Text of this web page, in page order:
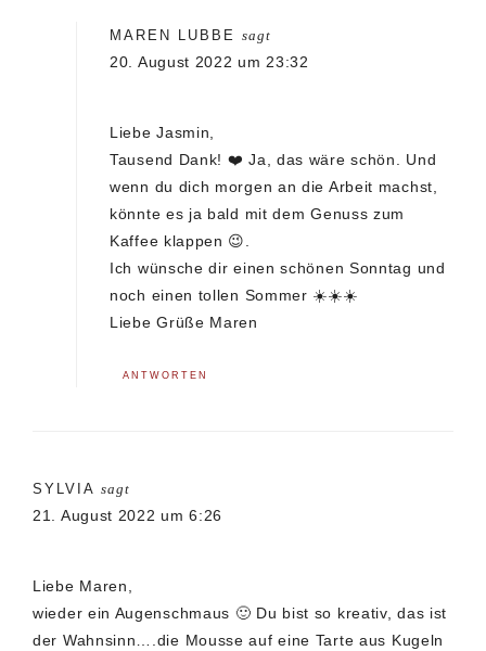
MAREN LUBBE sagt
20. August 2022 um 23:32
Liebe Jasmin,
Tausend Dank! ❤️ Ja, das wäre schön. Und
wenn du dich morgen an die Arbeit machst,
könnte es ja bald mit dem Genuss zum
Kaffee klappen 😉.
Ich wünsche dir einen schönen Sonntag und
noch einen tollen Sommer ☀️☀️☀️
Liebe Grüße Maren
ANTWORTEN
SYLVIA sagt
21. August 2022 um 6:26
Liebe Maren,
wieder ein Augenschmaus 🙂 Du bist so kreativ, das ist
der Wahnsinn….die Mousse auf eine Tarte aus Kugeln